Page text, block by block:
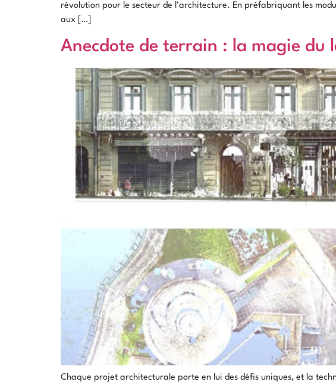
révolution pour le secteur de l’architecture. En préfabriquant les
aux […]
Anecdote de terrain : la magie du
Chaque projet architecturale porte en lui des défis uniques, et la